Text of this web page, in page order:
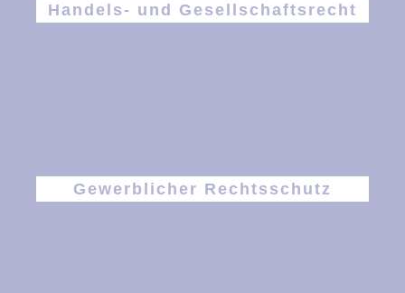
Handels- und Gesellschaftsrecht
Gewerblicher Rechtsschutz